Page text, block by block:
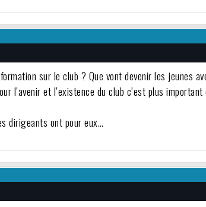
sur le club ? Que vont devenir les jeunes
l’avenir et l’existence du club c’est plus
dirigeants ont pour eux…